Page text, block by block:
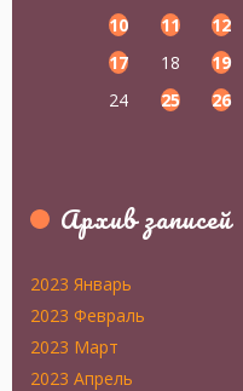
10
11 12
17
18 19
24
25 26
Архив записей
2023 Январь
2023 Февраль
2023 Март
2023 Апрель